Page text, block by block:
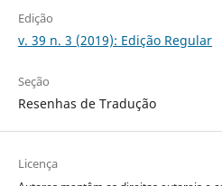
Edição
v. 39 n. 3 (2019): Edição Regular
Seção
Resenhas de Tradução
Licença